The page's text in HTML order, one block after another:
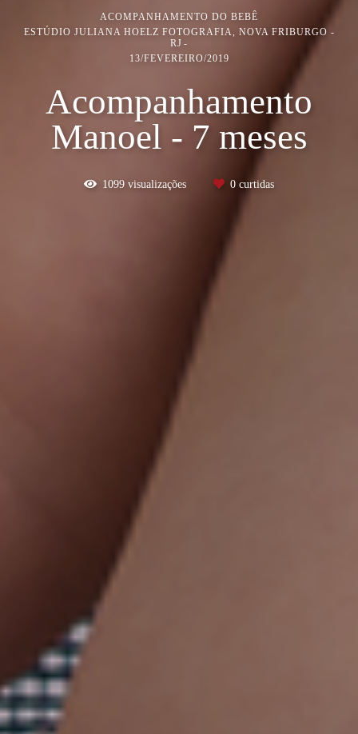
ACOMPANHAMENTO DO BEBÊ
ESTÚDIO JULIANA HOELZ FOTOGRAFIA, NOVA FRIBURGO -
RJ
13/FEVEREIRO/2019
Acompanhamento
Manoel - 7 meses
1099 visualizações 0 curtidas